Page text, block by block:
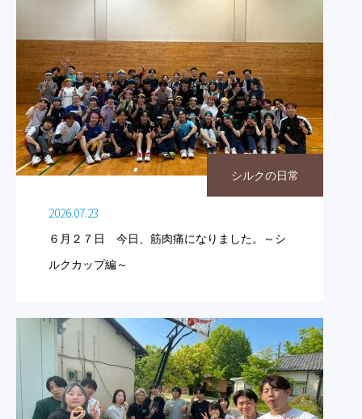
シルクの日常
2026.07.23
６月２７日 今日、筋肉痛になりました。～シ
ルクカップ編～